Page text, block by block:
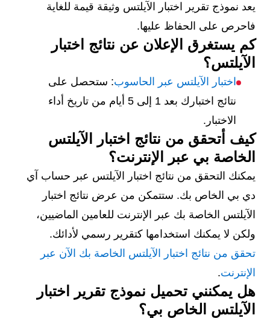
يعد نموذج تقرير اختبار الآيلتس وثيقة قيمة للغاية
فاحرص على الحفاظ عليها.
كم يستغرق الإعلان عن نتائج اختبار
الآيلتس؟
اختبار الآيلتس عبر الحاسوب: ستحصل على
نتائج اختبارك بعد 1 إلى 5 أيام من تاريخ أداء
الاختبار.
كيف أتحقق من نتائج اختبار الآيلتس
الخاصة بي عبر الإنترنت؟
يمكنك التحقق من نتائج اختبار الآيلتس عبر حساب آي
دي بي الخاص بك. ستتمكن من عرض نتائج اختبار
الآيلتس الخاصة بك عبر الإنترنت للعامين الماضيين،
ولكن لا يمكنك استخدامها كتقرير رسمي لأدائك.
تحقق من نتائج اختبار الآيلتس الخاصة بك الآن عبر
الإنترنت.
هل يمكنني تحميل نموذج تقرير اختبار
الآيلتس الخاص بي؟